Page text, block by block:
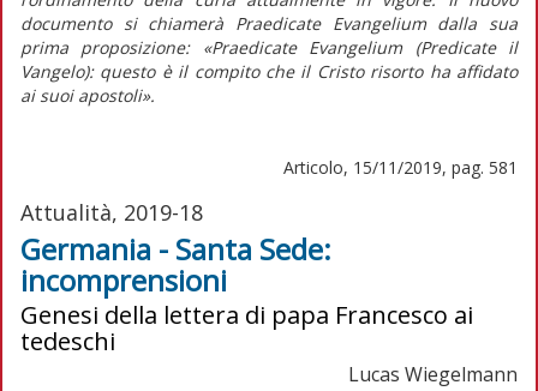
documento si chiamerà Praedicate Evangeliumdalla sua
prima proposizione: «Praedicate Evangelium(Predicate il
Vangelo): questo è il compito che il Cristo risorto ha affidato
ai suoi apostoli».
Articolo, 15/11/2019, pag. 581
Attualità, 2019-18
Germania - Santa Sede:
incomprensioni
Genesi della lettera di papa Francesco ai
tedeschi
Lucas Wiegelmann